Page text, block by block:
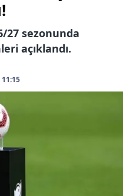
Kanunu uyarınca
okumak ve sitemizde
çerezlerle ilgili bilgi
27 sezonunda
açıklandı.